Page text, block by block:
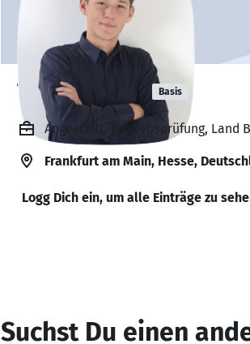
Tim Schmidt Basis
Angestellt, Betriebsprüfung, Land
Frankfurt am Main, Hesse,
Logg Dich ein, um alle Einträge zu
Suchst Du einen